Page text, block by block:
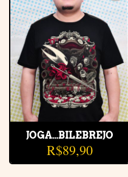
Adicionar
à lista de
desejos
JOGA…BILEBREJO
R$89,90